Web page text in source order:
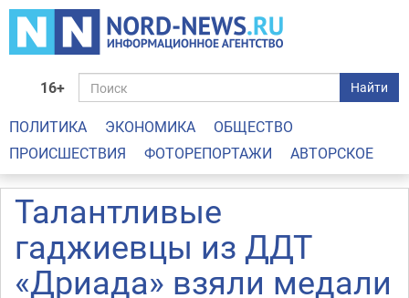
16+ Найти
ПОЛИТИКА ЭКОНОМИКА
ОБЩЕСТВО
ПРОИСШЕСТВИЯ
ФОТОРЕПОРТАЖИ АВТОРСКОЕ
Талантливые
гаджиевцы из ДДТ
«Дриада» взяли медали